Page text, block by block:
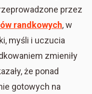
przez
randkowych, w
myśli i uczucia
zmieniły
że ponad
gotowych na